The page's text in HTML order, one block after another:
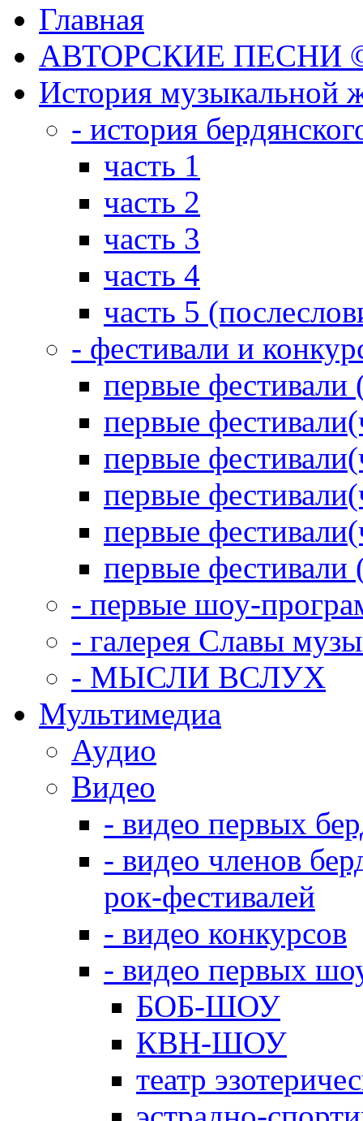
Главная
АВТОРСКИЕ ПЕСНИ ©
История музыкальной
- история
часть 1
часть 2
часть 3
часть 4
часть 5
- фестивали и
первые фестивали
первые
первые
первые
первые
первые фестивали
- первые шоу-
- галерея Славы
- МЫСЛИ ВСЛУХ
Мультимедиа
Аудио
Видео
- видео первых
- видео членов
рок-фестивалей
- видео конкурсов
- видео первых
БОБ-ШОУ
КВН-ШОУ
театр